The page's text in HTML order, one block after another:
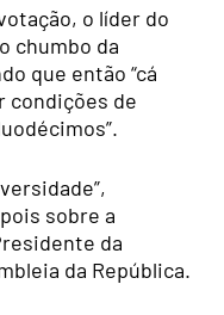
o líder do
chumbo da
que então “cá
condições de
sobre a
da
da República.